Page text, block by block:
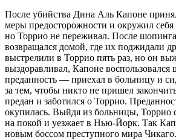
После убийства Дина Аль Капоне
меры предосторожности и окружил себя
но Торрио не переживал. После
возвращался домой, где их поджидали
выстрелили в Торрио пять раз, но он
выздоравливал, Капоне воспользовался
преданность — приехал в больницу и
за тем, чтобы никто не пришел
предан и заботился о Торрио.
окупилась. Выйдя из больницы, Торрио
на покой и уезжает в Нью-Йорк. Так
новым боссом преступного мира Чикаго.